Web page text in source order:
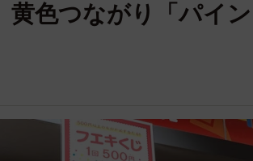
色つながり「パイ